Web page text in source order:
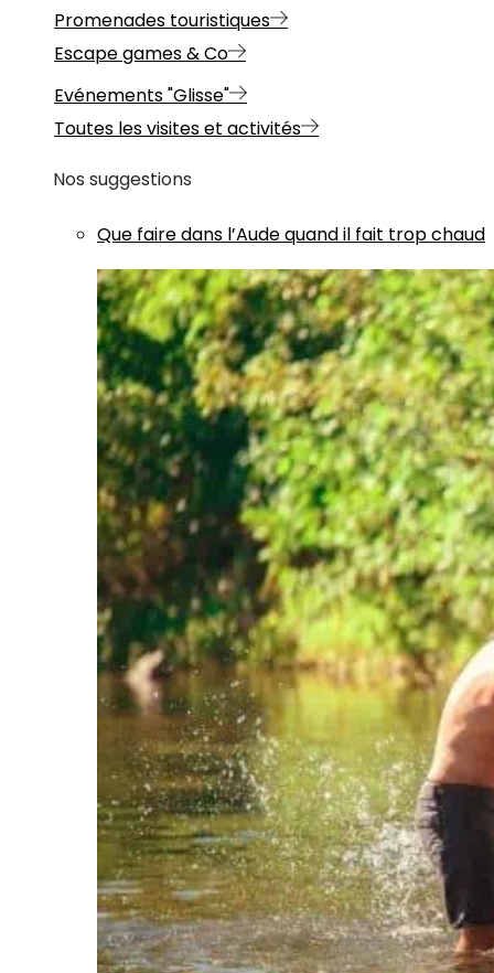
Promenades touristiques
Escape games & Co
Evénements "Glisse"
Toutes les visites et activités
Nos suggestions
Que faire dans l’Aude quand il fait trop chaud